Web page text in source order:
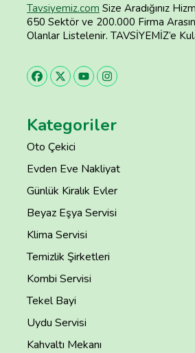
Tavsiyemiz.com Size Aradığınız
650 Sektör ve 200.000 Firma
Olanlar Listelenir. TAVSİYEMİZ’e
Kategoriler
Oto Çekici
Evden Eve Nakliyat
Günlük Kiralık Evler
Beyaz Eşya Servisi
Klima Servisi
Temizlik Şirketleri
Kombi Servisi
Tekel Bayi
Uydu Servisi
Kahvaltı Mekanı